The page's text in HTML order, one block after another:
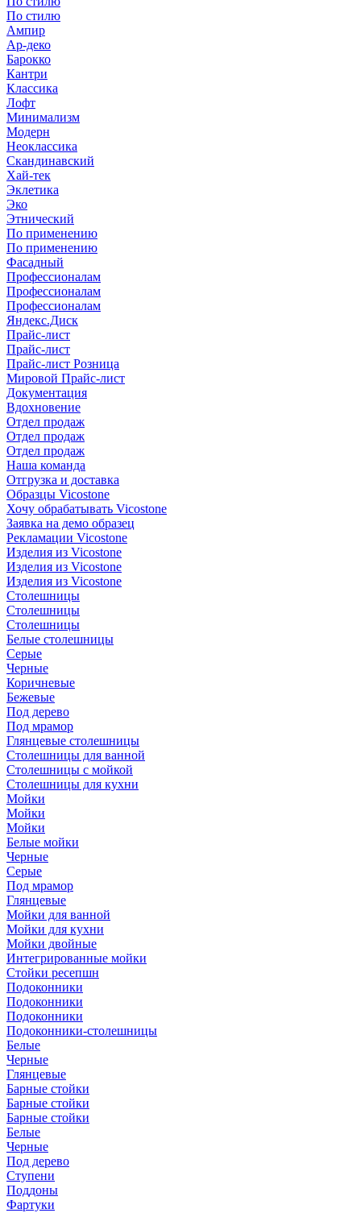
По стилю
Ампир
Ар-деко
Барокко
Кантри
Классика
Лофт
Минимализм
Модерн
Неоклассика
Скандинавский
Хай-тек
Эклетика
Эко
Этнический
По применению
По применению
Фасадный
Профессионалам
Профессионалам
Профессионалам
Яндекс.Диск
Прайс-лист
Прайс-лист
Прайс-лист Розница
Мировой Прайс-лист
Документация
Вдохновение
Отдел продаж
Отдел продаж
Отдел продаж
Наша команда
Отгрузка и доставка
Образцы Vicostone
Хочу обрабатывать Vicostone
Заявка на демо образец
Рекламации Vicostone
Изделия из Vicostone
Изделия из Vicostone
Изделия из Vicostone
Столешницы
Столешницы
Столешницы
Белые столешницы
Серые
Черные
Коричневые
Бежевые
Под дерево
Под мрамор
Глянцевые столешницы
Столешницы для ванной
Столешницы с мойкой
Столешницы для кухни
Мойки
Мойки
Мойки
Белые мойки
Черные
Серые
Под мрамор
Глянцевые
Мойки для ванной
Мойки для кухни
Мойки двойные
Интегрированные мойки
Стойки ресепшн
Подоконники
Подоконники
Подоконники
Подоконники-столешницы
Белые
Черные
Глянцевые
Барные стойки
Барные стойки
Барные стойки
Белые
Черные
Под дерево
Ступени
Поддоны
Фартуки